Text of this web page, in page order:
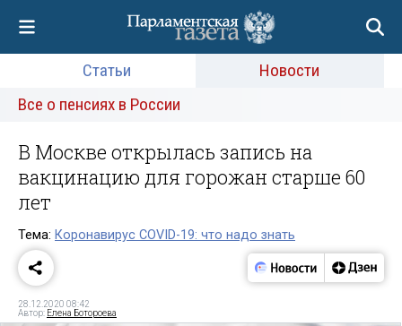
Статьи
Новости
Все о пенсиях в России
В Москве открылась запись на
вакцинацию для горожан старше 60
лет
Тема: Коронавирус COVID-19: что надо знать
28.12.2020 08:42
Автор: Елена Ботороева